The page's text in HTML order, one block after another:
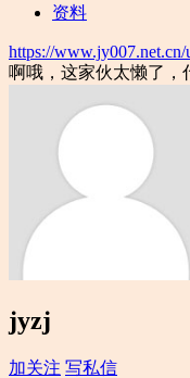
资料
https://www.jy007.net.cn/
啊哦，这家伙太懒了，
jyzj
加关注 写私信